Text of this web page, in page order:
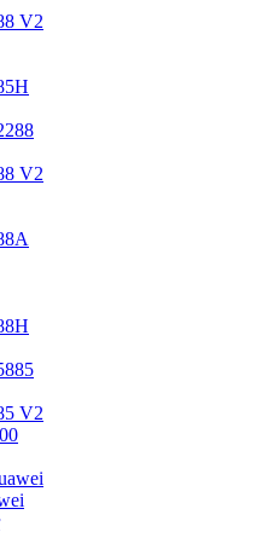
V2
V2
V2